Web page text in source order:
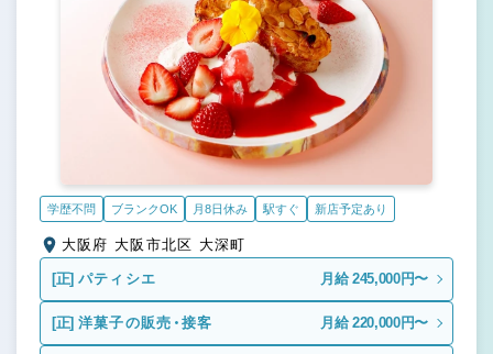
学歴不問 ブランクOK 月8日休み 駅すぐ 新店予定あり
大阪府 大阪市北区 大深町
[正] パティシエ 月給 245,000円〜
[正] 洋菓子の販売・接客 月給 220,000円〜